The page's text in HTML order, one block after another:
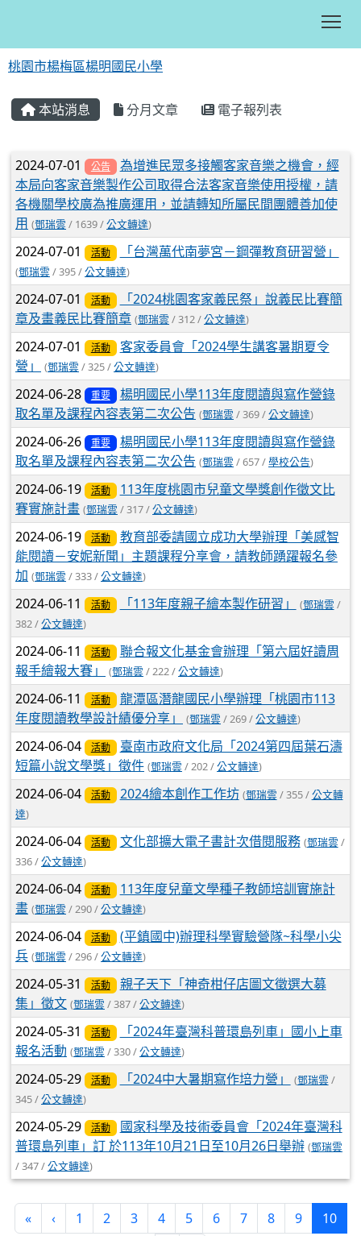
桃園市楊梅區楊明國民小學
本站消息 分月文章 電子報列表
文章列表
2024-07-01 公告
為增進民眾多接觸客家音樂之機會，經
本局向客家音樂製作公司取得合法客家音樂使用授權，請
各機關學校廣為推廣運用，並請轉知所屬民間團體善加使
用 (鄧瑞雲 / 1639 /公文轉達)
2024-07-01 活動 「台灣萬代南夢宮－鋼彈教育研習營」
(鄧瑞雲 / 395 /公文轉達)
2024-07-01 活動
「2024桃園客家義民祭」說義民比賽簡
章及畫義民比賽簡章 (鄧瑞雲 / 312 /公文轉達)
2024-07-01 活動
客家委員會「2024學生講客暑期夏令
營」
(鄧瑞雲 / 325 /公文轉達)
2024-06-28 重要
楊明國民小學113年度閱讀與寫作營錄
取名單及課程內容表第二次公告 (鄧瑞雲 / 369 /公文轉達)
2024-06-26 重要
楊明國民小學113年度閱讀與寫作營錄
取名單及課程內容表第二次公告 (鄧瑞雲 / 657 /學校公告)
2024-06-19 活動
113年度桃園市兒童文學獎創作徵文比
賽實施計畫 (鄧瑞雲 / 317 /公文轉達)
2024-06-19 活動
教育部委請國立成功大學辦理「美感智
能閱讀－安妮新聞」主題課程分享會，請教師踴躍報名參
加 (鄧瑞雲 / 333 /公文轉達)
2024-06-11 活動 「113年度親子繪本製作研習」 (鄧瑞雲 /
382 /公文轉達)
2024-06-11 活動
聯合報文化基金會辦理「第六屆好讀周
報手繪報大賽」
(鄧瑞雲 / 222 /公文轉達)
2024-06-11 活動
龍潭區潛龍國民小學辦理「桃園市113
年度閱讀教學設計績優分享」
(鄧瑞雲 / 269 /公文轉達)
2024-06-04 活動
臺南市政府文化局「2024第四屆葉石濤
短篇小說文學獎」徵件 (鄧瑞雲 / 202 /公文轉達)
2024-06-04 活動 2024繪本創作工作坊 (鄧瑞雲 / 355 /公文轉
達)
2024-06-04 活動 文化部擴大電子書計次借閱服務 (鄧瑞雲 /
336 /公文轉達)
2024-06-04 活動
113年度兒童文學種子教師培訓實施計
畫 (鄧瑞雲 / 290 /公文轉達)
2024-06-04 活動
(平鎮國中)辦理科學實驗營隊~科學小尖
兵 (鄧瑞雲 / 296 /公文轉達)
2024-05-31 活動
親子天下「神奇柑仔店圖文徵選大募
集」徵文 (鄧瑞雲 / 387 /公文轉達)
2024-05-31 活動
「2024年臺灣科普環島列車」國小上車
報名活動 (鄧瑞雲 / 330 /公文轉達)
2024-05-29 活動 「2024中大暑期寫作培力營」 (鄧瑞雲 /
345 /公文轉達)
2024-05-29 活動
國家科學及技術委員會「2024年臺灣科
普環島列車」訂 於113年10月21日至10月26日舉辦 (鄧瑞雲
/ 347 /公文轉達)
« ‹ 1 2 3 4 5 6 7 8 9 10